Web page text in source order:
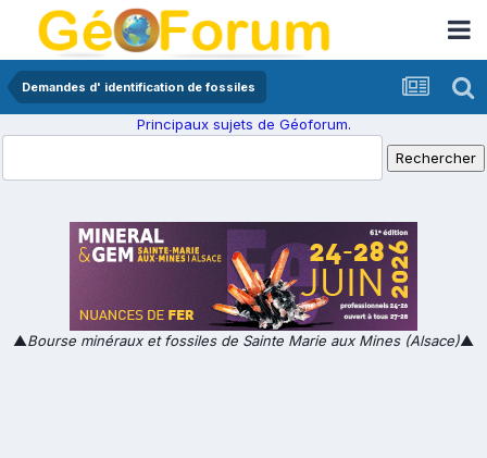
Demandes d' identification de fossiles
Principaux sujets de Géoforum.
▲Bourse minéraux et fossiles de Sainte Marie aux Mines (Alsace)▲